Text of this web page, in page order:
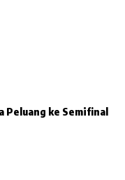
Peluang ke Semifinal